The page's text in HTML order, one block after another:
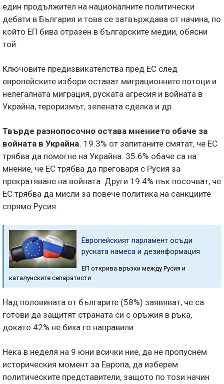
един продължител на националните политически
дебати в България и това се затвърждава от начина, по
който ЕП бива отразен в българските медии, обясни
той.
Ключовите предизвикателства пред ЕС след
европейските избори остават миграционните потоци и
нелегалната миграция, руската агресия и войната в
Украйна, тероризмът, зелената сделка и др.
Твърде разнопосочно остава мнението обаче за
войната в Украйна. 19.3% от запитаните смятат, че ЕС
трябва да помогне на Украйна. 35.6% обаче са на
мнение, че ЕС трябва да преговаря с Русия за
прекратяване на войната. Други 19.4% пък посочват, че
ЕС трябва да мисли за повече политика на санкциите
спрямо Русия.
Европейският парламент осъди
руската намеса и дезинформация
ЕП открива връзки между Русия и
каталунските сепаратисти
Над половината от българите (58%) заявяват, че са
готови да защитят страната си с оръжия в ръка,
докато 42% не биха го направили.
Нека в неделя на 9 юни всички ние, да не пропуснем
историческия момент за Европа, да изберем
политическите представители, защото по този начин